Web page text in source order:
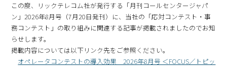
この度、リックテレコム社が発行する「月刊コールセンタージャパ
ン」2026年8月号（7月20日発刊）に、当社の「応対コンテスト・事
務コンテスト」の取り組みに関連する記事が掲載されましたのでお知
らせします。
掲載内容については以下リンク先をご参照ください。
オペレータコンテストの導入効果 2026年8月号 ＜FOCUS／トピッ